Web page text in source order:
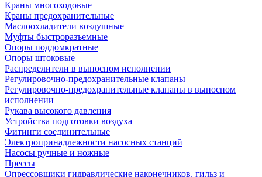
Краны многоходовые
Краны предохранительные
Маслоохладители воздушные
Муфты быстроразъемные
Опоры поддомкратные
Опоры штоковые
Распределители в выносном исполнении
Регулировочно-предохранительные клапаны
Регулировочно-предохранительные клапаны в выносном
исполнении
Рукава высокого давления
Устройства подготовки воздуха
Фитинги соединительные
Электропринадлежности насосных станций
Насосы ручные и ножные
Прессы
Опрессовщики гидравлические наконечников, гильз и